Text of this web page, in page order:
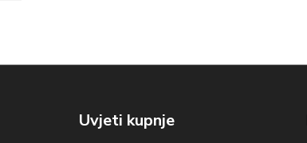
Uvjeti kupnje